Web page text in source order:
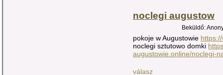
noclegi augustow
Beküldő:
pokoje w Augustowie
noclegi sztutowo domki
augustowie.online/noclegi-
válasz